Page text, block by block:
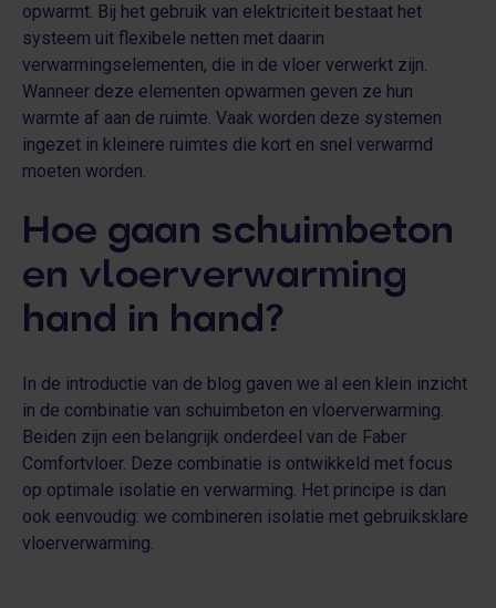
opwarmt. Bij het gebruik van elektriciteit bestaat het
systeem uit flexibele netten met daarin
verwarmingselementen, die in de vloer verwerkt zijn.
Wanneer deze elementen opwarmen geven ze hun
warmte af aan de ruimte. Vaak worden deze systemen
ingezet in kleinere ruimtes die kort en snel verwarmd
moeten worden.
Hoe gaan schuimbeton
en vloerverwarming
hand in hand?
In de introductie van de blog gaven we al een klein inzicht
in de combinatie van schuimbeton en vloerverwarming.
Beiden zijn een belangrijk onderdeel van de Faber
Comfortvloer. Deze combinatie is ontwikkeld met focus
op optimale isolatie en verwarming. Het principe is dan
ook eenvoudig: we combineren isolatie met gebruiksklare
vloerverwarming.